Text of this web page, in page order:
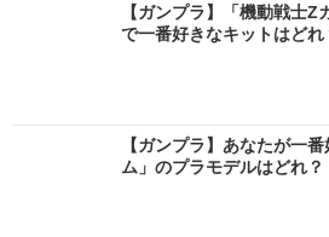
【ガンプラ】「機動戦士
で一番好きなキットはどれ
【ガンプラ】あなたが一
ム」のプラモデルはどれ